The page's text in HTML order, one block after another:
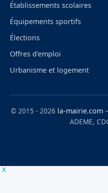
Établissements scolaires
Équipements sportifs
Élections
Offres d'emploi
Urbanisme et logement
© 2015 - 2026 la-mairie.com
ADEME,
x